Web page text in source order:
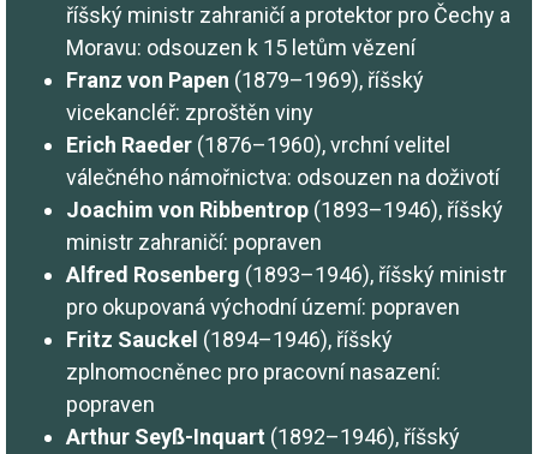
říšský ministr zahraničí a protektor pro Čechy a
Moravu: odsouzen k 15 letům vězení
Franz von Papen (1879–1969), říšský
vicekancléř: zproštěn viny
Erich Raeder (1876–1960), vrchní velitel
válečného námořnictva: odsouzen na doživotí
Joachim von Ribbentrop (1893–1946), říšský
ministr zahraničí: popraven
Alfred Rosenberg (1893–1946), říšský ministr
pro okupovaná východní území: popraven
Fritz Sauckel (1894–1946), říšský
zplnomocněnec pro pracovní nasazení:
popraven
Arthur Seyß-Inquart (1892–1946), říšský